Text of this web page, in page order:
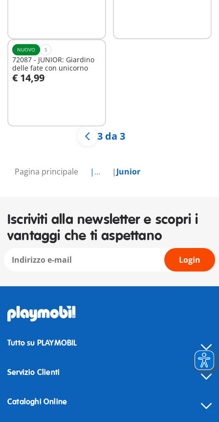
Pagina principale ... Junior
NUOVO S
72087 - JUNIOR: Giardino
delle fate con unicorno
€ 14,99
Aggiungi al carrello
3 da 3
Iscriviti alla newsletter e scopri i
vantaggi che ti aspettano
Login
Tutto su PLAYMOBIL
Servizio Clienti
Cataloghi Online